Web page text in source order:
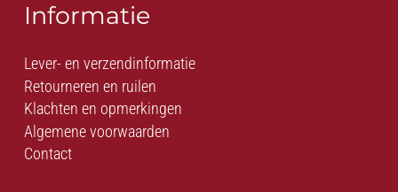
Informatie
Lever- en verzendinformatie
Retourneren en ruilen
Klachten en opmerkingen
Algemene voorwaarden
Contact